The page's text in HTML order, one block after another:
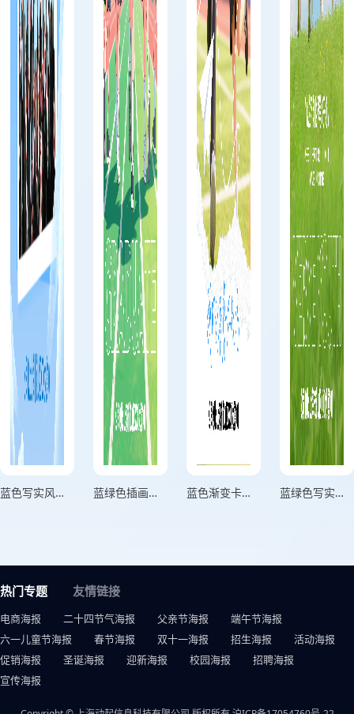
蓝色写实风毕业照裁剪宣传海报 蓝绿色插画风格青春毕业季竖版毕业季海报 蓝色渐变卡通风格我们的青春不散场青春毕业季竖版毕业季海报 蓝绿色写实风格青春不散场心之所向世界等你开场竖版毕业季海报
热门专题 友情链接
电商海报 二十四节气海报 父亲节海报
端午节海报
六一儿童节海报
春节海报 双十一海报 招生海报
活动海报
促销海报
圣诞海报 迎新海报 校园海报
招聘海报
宣传海报